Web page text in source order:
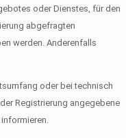
oder Dienstes, für den
abgefragten
werden. Anderenfalls
oder bei technisch
Registrierung angegebene